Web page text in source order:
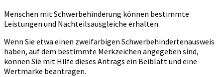
Menschen mit Schwerbehinderung können bestimmte
Leistungen und Nachteilsausgleiche erhalten.
Wenn Sie etwa einen zweifarbigen Schwerbehindertenausweis
haben, auf dem bestimmte Merkzeichen angegeben sind,
können Sie mit Hilfe dieses Antrags ein Beiblatt und eine
Wertmarke beantragen.